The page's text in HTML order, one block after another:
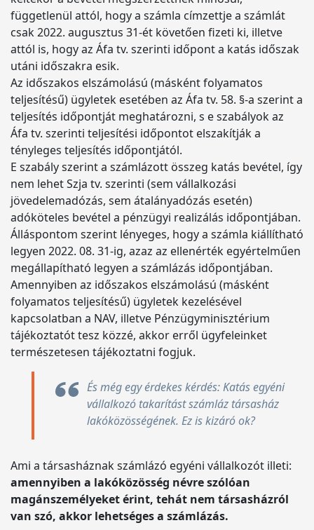
függetlenül attól, hogy a számla címzettje a számlát
csak 2022. augusztus 31-ét követően fizeti ki, illetve
attól is, hogy az Áfa tv. szerinti időpont a katás időszak
utáni időszakra esik.
Az időszakos elszámolású (másként folyamatos
teljesítésű) ügyletek esetében az Áfa tv. 58. §-a szerint a
teljesítés időpontját meghatározni, s e szabályok az
Áfa tv. szerinti teljesítési időpontot elszakítják a
tényleges teljesítés időpontjától.
E szabály szerint a számlázott összeg katás bevétel, így
nem lehet Szja tv. szerinti (sem vállalkozási
jövedelemadózás, sem átalányadózás esetén)
adóköteles bevétel a pénzügyi realizálás időpontjában.
Álláspontom szerint lényeges, hogy a számla kiállítható
legyen 2022. 08. 31-ig, azaz az ellenérték egyértelműen
megállapítható legyen a számlázás időpontjában.
Amennyiben az időszakos elszámolású (másként
folyamatos teljesítésű) ügyletek kezelésével
kapcsolatban a NAV, illetve Pénzügyminisztérium
tájékoztatót tesz közzé, akkor erről ügyfeleinket
természetesen tájékoztatni fogjuk.
És még egy érdekes kérdés: Katás egyéni
vállalkozó takarítást számláz társasház
lakóközösségének. Ez is kizáró ok?
Ami a társasháznak számlázó egyéni vállalkozót illeti:
amennyiben a lakóközösség névre szólóan
magánszemélyeket érint, tehát nem társasházról
van szó, akkor lehetséges a számlázás.